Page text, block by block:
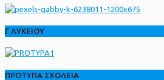
Γ ΛΥΚΕΙΟΥ
ΠΡΟΤΥΠΑ ΣΧΟΛΕΙΑ